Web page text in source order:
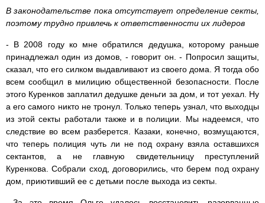
В законодательстве пока отсутствует определение секты,
поэтому трудно привлечь к ответственности их лидеров
- В 2008 году ко мне обратился дедушка, которому раньше
принадлежал один из домов, - говорит он. - Попросил защиты,
сказал, что его силком выдавливают из своего дома. Я тогда обо
всем сообщил в милицию общественной безопасности. После
этого Куренков заплатил дедушке деньги за дом, и тот уехал. Ну
а его самого никто не тронул. Только теперь узнал, что выходцы
из этой секты работали также и в полиции. Мы надеемся, что
следствие во всем разберется. Казаки, конечно, возмущаются,
что теперь полиция чуть ли не под охрану взяла оставшихся
сектантов, а не главную свидетельницу преступлений
Куренкова. Собрали сход, договорились, что берем под охрану
дом, приютивший ее с детьми после выхода из секты.